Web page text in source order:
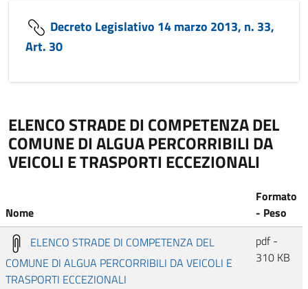
Decreto Legislativo 14 marzo 2013, n. 33,
Art. 30
ELENCO STRADE DI COMPETENZA DEL
COMUNE DI ALGUA PERCORRIBILI DA
VEICOLI E TRASPORTI ECCEZIONALI
Nome
Formato
- Peso
ELENCO STRADE DI COMPETENZA DEL
COMUNE DI ALGUA PERCORRIBILI DA VEICOLI E
TRASPORTI ECCEZIONALI
pdf -
310 KB